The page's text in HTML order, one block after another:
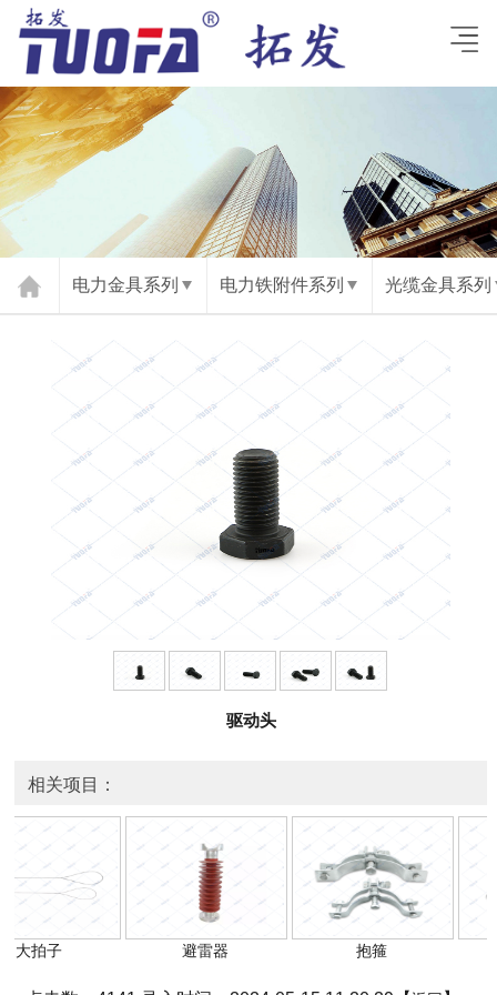
电力金具系列 电力铁附件系列 光缆金具系列
驱动头
相关项目：
大拍子 避雷器 抱箍